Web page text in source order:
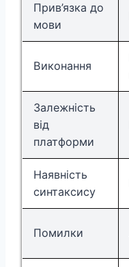
Прив’язка до
мови
Виконання
Залежність
від
платформи
Наявність
синтаксису
Помилки